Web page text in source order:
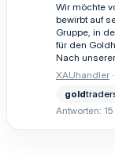
Wir möchte
bewirbt auf
Gruppe, in
für den
Nach
XAUhandler
gold
Antworten: 15